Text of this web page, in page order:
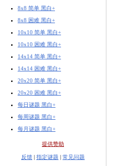
8x8 简单 黑白+
8x8 困难 黑白+
10x10 简单 黑白+
10x10 困难 黑白+
14x14 简单 黑白+
14x14 困难 黑白+
20x20 简单 黑白+
20x20 困难 黑白+
每日谜题 黑白+
每周谜题 黑白+
每月谜题 黑白+
提供赞助
反馈 | 指定谜题 | 常见问题